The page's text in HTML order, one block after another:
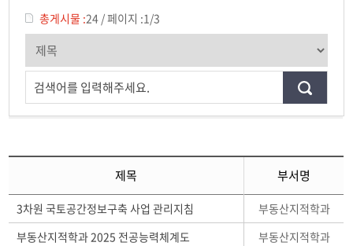
강의자료실
부동산학보
동아리
총게시물 :24 /페이지 :1/3
검색어를 입력해주세요.
제목 부서명
3차원 국토공간정보구축 사업 관리지침
부동산지적학과
부동산지적학과 2025 전공능력체계도
부동산지적학과